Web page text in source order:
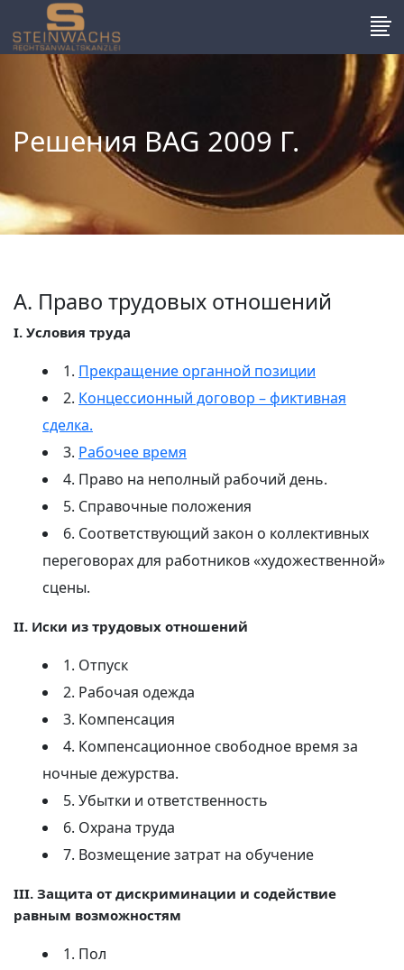
Решения BAG 2009 Г.
А. Право трудовых отношений
I. Условия труда
1. Прекращение органной позиции
2. Концессионный договор – фиктивная
сделка.
3. Рабочее время
4. Право на неполный рабочий день.
5. Справочные положения
6. Соответствующий закон о коллективных
переговорах для работников «художественной»
сцены.
II. Иски из трудовых отношений
1. Отпуск
2. Рабочая одежда
3. Компенсация
4. Компенсационное свободное время за
ночные дежурства.
5. Убытки и ответственность
6. Охрана труда
7. Возмещение затрат на обучение
III. Защита от дискриминации и содействие
равным возможностям
1. Пол